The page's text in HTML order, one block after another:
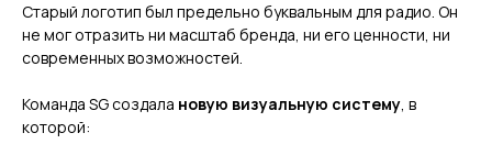
Старый логотип был предельно буквальным для радио. Он
не мог отразить ни масштаб бренда, ни его ценности, ни
современных возможностей.
Команда SG создала новую визуальную систему, в
которой: